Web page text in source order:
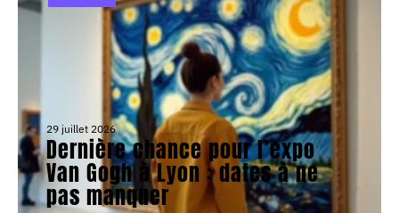
29 juillet 2026
Dernière chance pour l’expo
Van Gogh à Lyon : dates à ne
pas manquer